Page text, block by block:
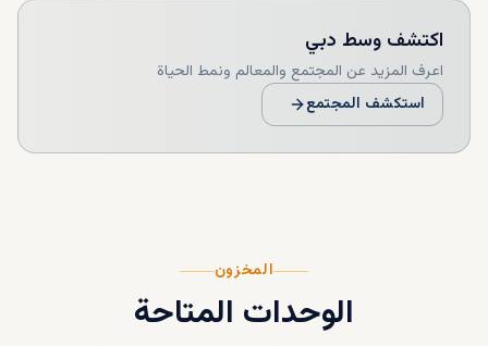
اكتشف وسط دبي
اعرف المزيد عن المجتمع والمعالم ونمط الحياة
استكشف المجتمع
المخزون
الوحدات المتاحة